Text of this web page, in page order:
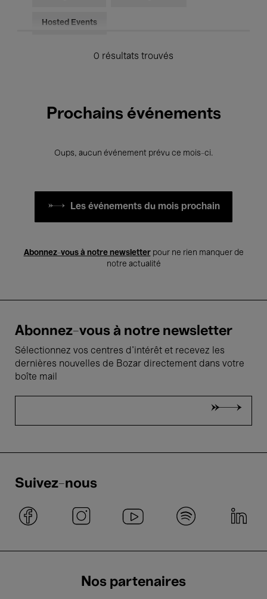
Hosted Events
0 résultats trouvés
Prochains événements
Oups, aucun événement prévu ce mois-ci.
Les événements du mois prochain
Abonnez-vous à notre newsletterpour ne rien manquer de
notre actualité
Abonnez-vous à notre newsletter
Sélectionnez vos centres d'intérêt et recevez les
dernières nouvelles de Bozar directement dans votre
boîte mail
Suivez-nous
Nos partenaires